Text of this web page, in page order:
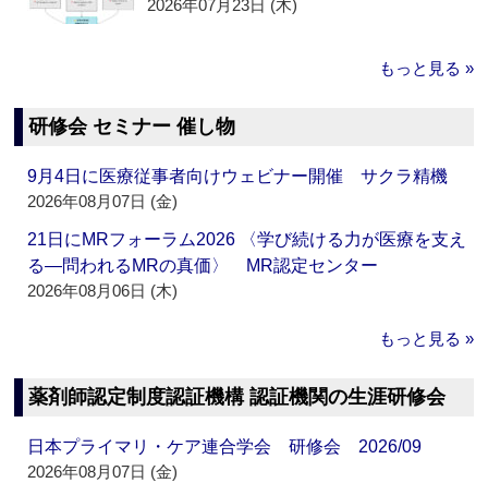
2026年07月23日 (木)
もっと見る »
研修会 セミナー 催し物
9月4日に医療従事者向けウェビナー開催 サクラ精機
2026年08月07日 (金)
21日にMRフォーラム2026 〈学び続ける力が医療を支え
る―問われるMRの真価〉 MR認定センター
2026年08月06日 (木)
もっと見る »
薬剤師認定制度認証機構 認証機関の生涯研修会
日本プライマリ・ケア連合学会 研修会 2026/09
2026年08月07日 (金)